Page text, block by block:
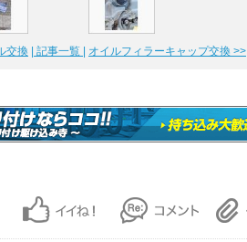
換 | 記事一覧 | オイルフィラーキャップ交換 >>